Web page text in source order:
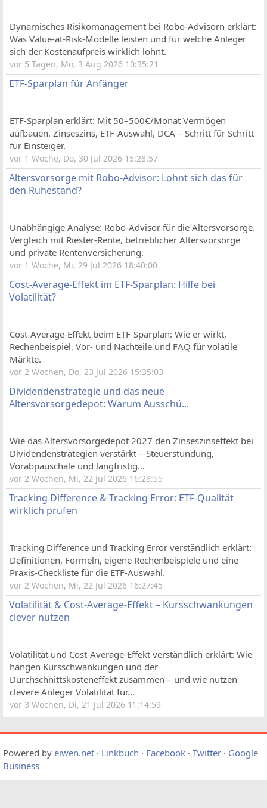
Dynamisches Risikomanagement bei Robo-Advisorn erklärt:
Was Value-at-Risk-Modelle leisten und für welche Anleger
sich der Kostenaufpreis wirklich lohnt.
vor 5 Tagen, Mo, 3 Aug 2026 10:35:21
ETF-Spar­plan für Anfänger
ETF-Sparplan erklärt: Mit 50–500€/Monat Vermögen
aufbauen. Zinseszins, ETF-Auswahl, DCA – Schritt für Schritt
für Einsteiger.
vor 1 Woche, Do, 30 Jul 2026 15:28:57
Altersvorsorge mit Robo-Advisor: Lohnt sich das für
den Ruhestand?
Unabhängige Analyse: Robo-Advisor für die Altersvorsorge.
Vergleich mit Riester-Rente, betrieblicher Altersvorsorge
und private Rentenversicherung.
vor 1 Woche, Mi, 29 Jul 2026 18:40:00
Cost-Average-Effekt im ETF-Sparplan: Hilfe bei
Volatilität?
Cost-Average-Effekt beim ETF-Sparplan: Wie er wirkt,
Rechenbeispiel, Vor- und Nachteile und FAQ für volatile
Märkte.
vor 2 Wochen, Do, 23 Jul 2026 15:35:03
Dividendenstrategie und das neue
Altersvorsorgedepot: Warum Ausschü...
Wie das Altersvorsorgedepot 2027 den Zinseszinseffekt bei
Dividendenstrategien verstärkt – Steuerstundung,
Vorabpauschale und langfristig...
vor 2 Wochen, Mi, 22 Jul 2026 16:28:55
Tracking Difference & Tracking Error: ETF-Qualität
wirklich prüfen
Tracking Difference und Tracking Error verständlich erklärt:
Definitionen, Formeln, eigene Rechenbeispiele und eine
Praxis-Checkliste für die ETF-Auswahl.
vor 2 Wochen, Mi, 22 Jul 2026 16:27:45
Volatilität & Cost-Average-Effekt – Kursschwankungen
clever nutzen
Volatilität und Cost-Average-Effekt verständlich erklärt: Wie
hängen Kursschwankungen und der
Durchschnittskosteneffekt zusammen – und wie nutzen
clevere Anleger Volatilität für...
vor 3 Wochen, Di, 21 Jul 2026 11:14:59
Powered by eiwen.net · Linkbuch · Facebook · Twitter · Google
Business